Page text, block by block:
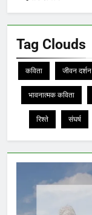
Tag Clouds
कविता जीवन दर्शन
भावनात्मक कविता
रिश्ते संघर्ष